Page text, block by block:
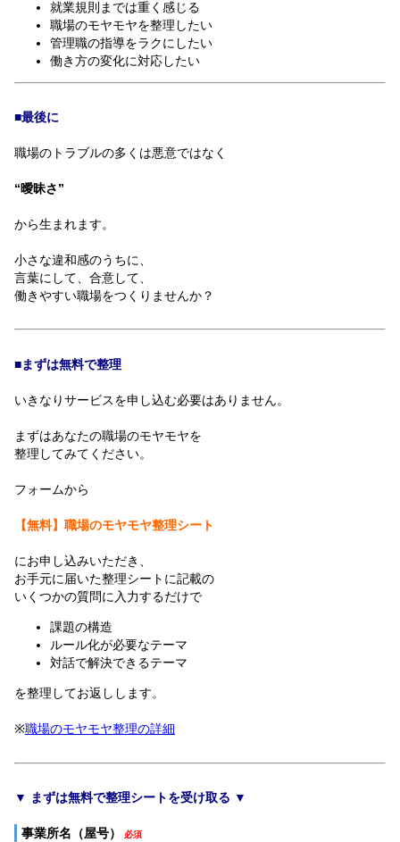
就業規則までは重く感じる
職場のモヤモヤを整理したい
管理職の指導をラクにしたい
働き方の変化に対応したい
■最後に
職場のトラブルの多くは悪意ではなく
“曖昧さ”
から生まれます。
小さな違和感のうちに、
言葉にして、合意して、
働きやすい職場をつくりませんか？
■まずは無料で整理
いきなりサービスを申し込む必要はありません。
まずはあなたの職場のモヤモヤを
整理してみてください。
フォームから
【無料】職場のモヤモヤ整理シート
にお申し込みいただき、
お手元に届いた整理シートに記載の
いくつかの質問に入力するだけで
課題の構造
ルール化が必要なテーマ
対話で解決できるテーマ
を整理してお返しします。
※職場のモヤモヤ整理の詳細
▼ まずは無料で整理シートを受け取る ▼
事業所名（屋号） 必須